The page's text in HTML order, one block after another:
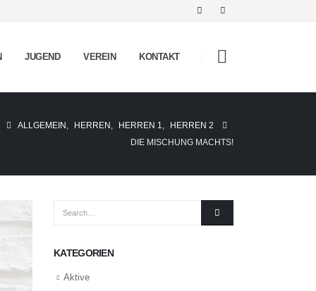
JUGEND VEREIN KONTAKT
ALLGEMEIN , HERREN , HERREN 1,
HERREN 2
DIE MISCHUNG MACHTS!
KATEGORIEN
Aktive